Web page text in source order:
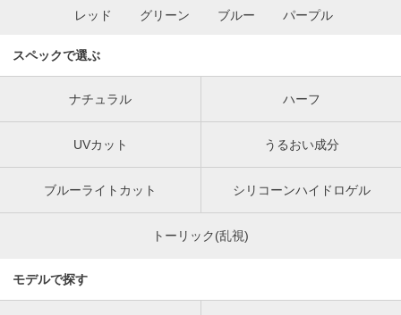
レッド グリーン ブルー パープル
スペックで選ぶ
ナチュラル ハーフ
UVカット うるおい成分
ブルーライトカット シリコーンハイドロゲル
トーリック(乱視)
モデルで探す